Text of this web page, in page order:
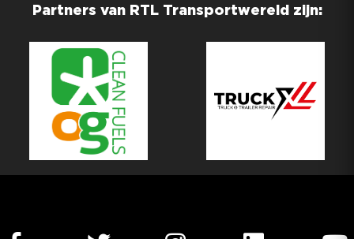
Partners van RTL Transportwereld zijn: